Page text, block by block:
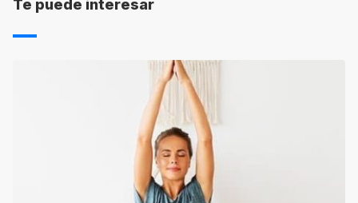
Te puede interesar